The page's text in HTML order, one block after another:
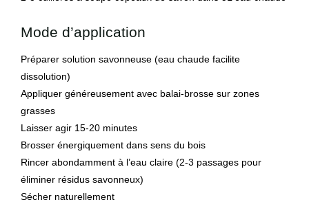
Mode d’application
Préparer solution savonneuse (eau chaude facilite
dissolution)
Appliquer généreusement avec balai-brosse sur zones
grasses
Laisser agir 15-20 minutes
Brosser énergiquement dans sens du bois
Rincer abondamment à l’eau claire (2-3 passages pour
éliminer résidus savonneux)
Sécher naturellement